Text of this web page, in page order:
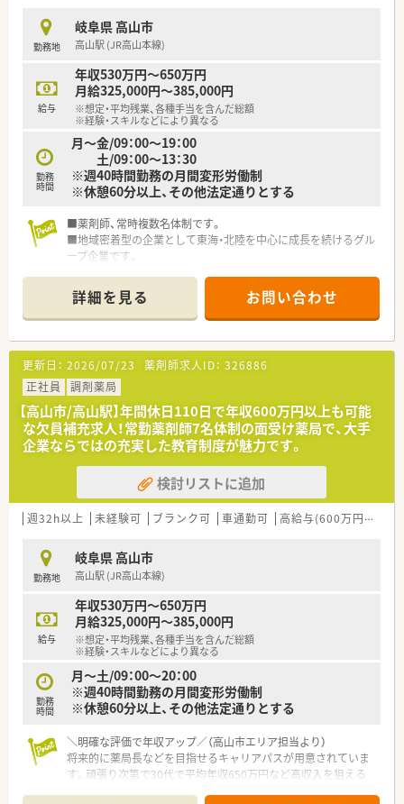
勤務地
岐阜県 高山市
高山駅 (JR高山本線)
給与
年収530万円～650万円
月給325,000円～385,000円
※想定・平均残業、各種手当を含んだ総額
※経験・スキルなどにより異なる
勤務
時間
月～金/09：00～19：00
土/09：00～13：30
※週40時間勤務の月間変形労働制
※休憩60分以上、その他法定通りとする
■薬剤師、常時複数名体制です。
■地域密着型の企業として東海・北陸を中心に成長を続けるグル
ープ企業です。
詳細を見る お問い合わせ
更新日： 2026/07/23 薬剤師求人ID： 326886
正社員
調剤薬局
【高山市/高山駅】年間休日110日で年収600万円以上も可能
な欠員補充求人！常勤薬剤師7名体制の面受け薬局で、大手
企業ならではの充実した教育制度が魅力です。
検討リストに追加
週32h以上 未経験可 ブランク可 車通勤可 高給与(600万円以上)
勤務地
岐阜県 高山市
高山駅 (JR高山本線)
給与
年収530万円～650万円
月給325,000円～385,000円
※想定・平均残業、各種手当を含んだ総額
※経験・スキルなどにより異なる
勤務
時間
月～土/09：00～20：00
※週40時間勤務の月間変形労働制
※休憩60分以上、その他法定通りとする
＼明確な評価で年収アップ／（高山市エリア担当より）
将来的に薬局長などを目指せるキャリアパスが用意されていま
す。頑張り次第で30代で平均年収650万円など高収入を狙える